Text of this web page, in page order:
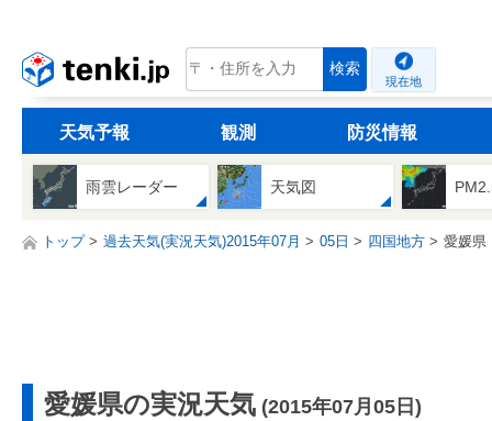
tenki.jp 検索
現在地
天気予報 観測 防災情報
雨雲レーダー 天気図
トップ 過去天気(実況天気)2015年07月 05日 四国地方 愛媛県
愛媛県の実況天気 (2015年07月05日)